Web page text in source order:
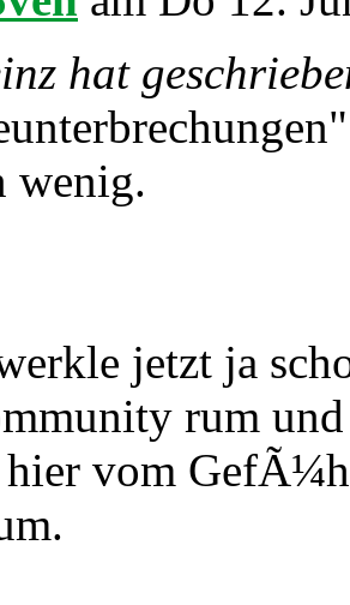
hat
wenig.
jetzt ja
rum
vom